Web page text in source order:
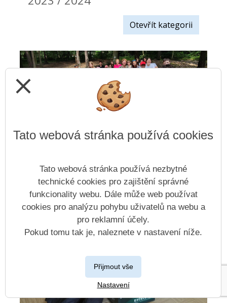
Otevřít kategorii
Otevřít kategorii
close
Tato webová stránka používá cookies
Tato webová stránka používá nezbytné
technické cookies pro zajištění správné
funkcionality webu. Dále může web používat
cookies pro analýzu pohybu uživatelů na webu a
pro reklamní účely.
Pokud tomu tak je, naleznete v nastavení níže.
Přijmout vše
Nastavení